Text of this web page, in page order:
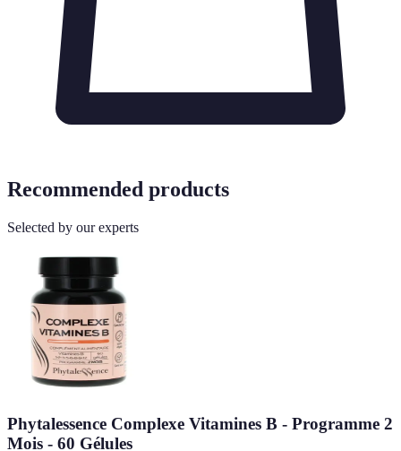
Recommended products
Selected by our experts
Phytalessence Complexe Vitamines B - Programme 2
Mois - 60 Gélules